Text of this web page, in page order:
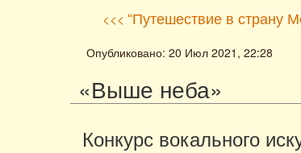
<<< “Путешествие в страну
Опубликовано: 20 Июл 2021, 22:28
«Выше неба»
Конкурс вокального